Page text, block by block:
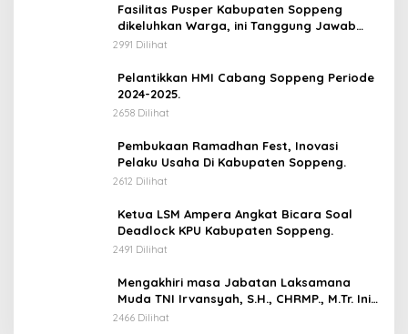
Fasilitas Pusper Kabupaten Soppeng
dikeluhkan Warga, ini Tanggung Jawab
Siapa.
2991 Dilihat
Pelantikkan HMI Cabang Soppeng Periode
2024-2025.
2658 Dilihat
Pembukaan Ramadhan Fest, Inovasi
Pelaku Usaha Di Kabupaten Soppeng.
2612 Dilihat
Ketua LSM Ampera Angkat Bicara Soal
Deadlock KPU Kabupaten Soppeng.
2491 Dilihat
Mengakhiri masa Jabatan Laksamana
Muda TNI Irvansyah, S.H., CHRMP., M.Tr. Ini
Pesannya.
2466 Dilihat